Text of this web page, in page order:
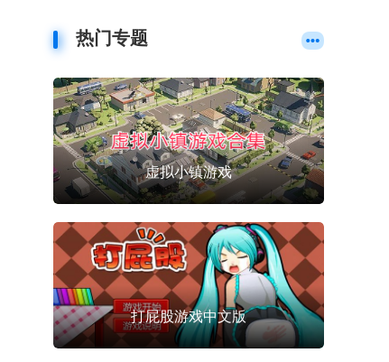
热门专题
虚拟小镇游戏
打屁股游戏中文版